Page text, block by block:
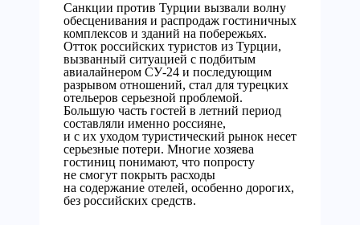
Санкции против Турции вызвали волну
обесценивания и распродаж гостиничных
комплексов и зданий на побережьях.
Отток российских туристов из Турции,
вызванный ситуацией с подбитым
авиалайнером СУ-24 и последующим
разрывом отношений, стал для турецких
отельеров серьезной проблемой.
Большую часть гостей в летний период
составляли именно россияне,
и с их уходом туристический рынок несет
серьезные потери. Многие хозяева
гостиниц понимают, что попросту
не смогут покрыть расходы
на содержание отелей, особенно дорогих,
без российских средств.